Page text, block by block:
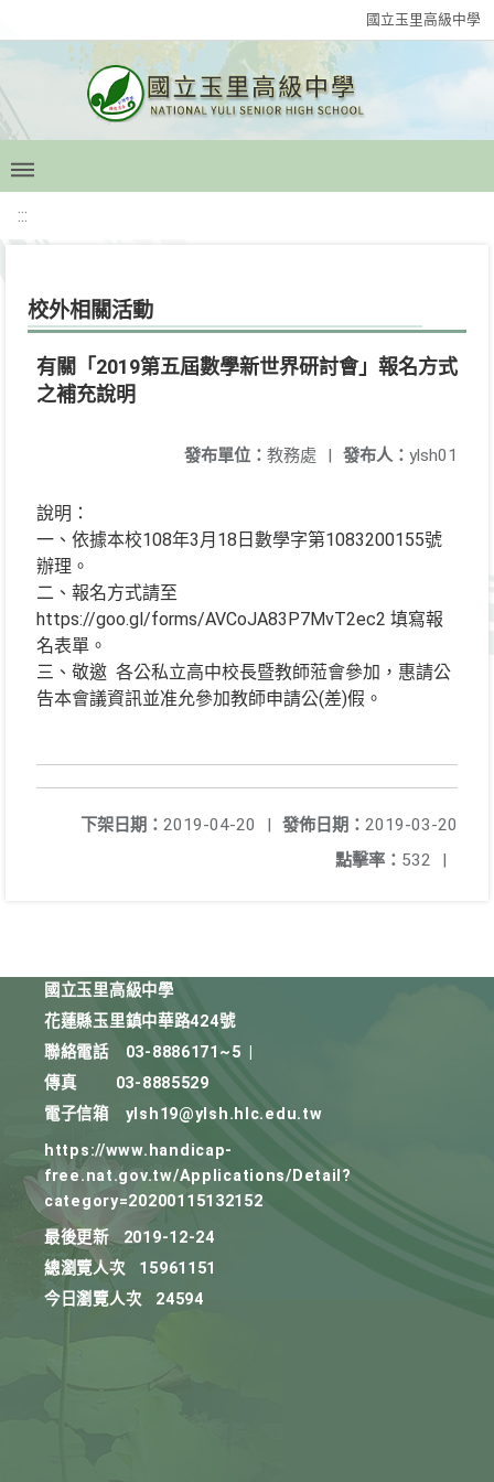
國立玉里高級中學
:::
校外相關活動
有關「2019第五屆數學新世界研討會」報名方式
之補充說明
發布人： ylsh01
發布單位： 教務處 |
說明：
一、依據本校108年3月18日數學字第1083200155號
辦理。
二、報名方式請至
https://goo.gl/forms/AVCoJA83P7MvT2ec2 填寫報
名表單。
三、敬邀 各公私立高中校長暨教師蒞會參加，惠請公
告本會議資訊並准允參加教師申請公(差)假。
發佈日期： 2019-03-20
下架日期： 2019-04-20
|
點擊率： 532 |
國立玉里高級中學
花蓮縣玉里鎮中華路424號
聯絡電話
03-8886171~5
傳真
03-8885529
電子信箱
ylsh19@ylsh.hlc.edu.tw
https://www.handicap-
free.nat.gov.tw/Applications/Detail?
category=20200115132152
最後更新
2019-12-24
總瀏覽人次
15961151
今日瀏覽人次
24594